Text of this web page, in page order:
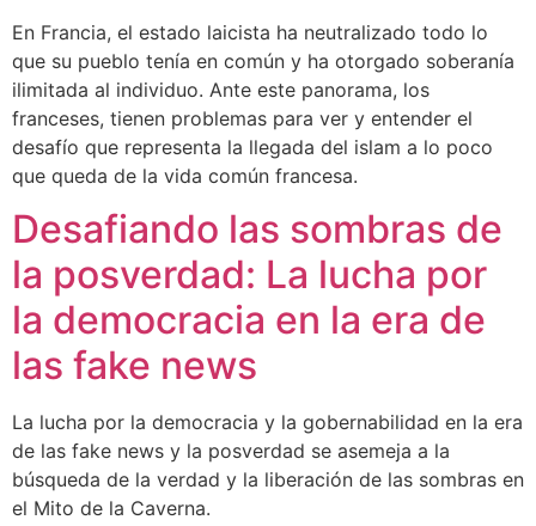
En Francia, el estado laicista ha neutralizado todo lo
que su pueblo tenía en común y ha otorgado soberanía
ilimitada al individuo. Ante este panorama, los
franceses, tienen problemas para ver y entender el
desafío que representa la llegada del islam a lo poco
que queda de la vida común francesa.
Desafiando las sombras de
la posverdad: La lucha por
la democracia en la era de
las fake news
La lucha por la democracia y la gobernabilidad en la era
de las fake news y la posverdad se asemeja a la
búsqueda de la verdad y la liberación de las sombras en
el Mito de la Caverna.